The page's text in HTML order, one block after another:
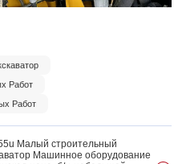
Работ
Работ
Малый строительный
Машинное оборудование